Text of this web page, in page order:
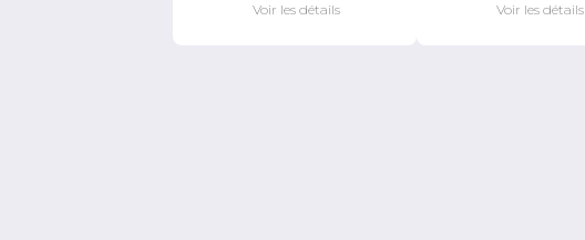
Voir les détails Voir les détails